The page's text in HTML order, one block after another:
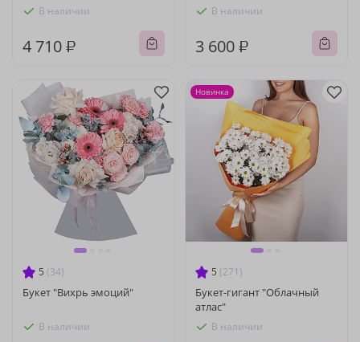
В наличии
4 710 ₽
В наличии
3 600 ₽
5 (34)
Букет "Вихрь эмоций"
В наличии
5 (271)
Букет-гигант "Облачный
атлас"
В наличии
Новинка